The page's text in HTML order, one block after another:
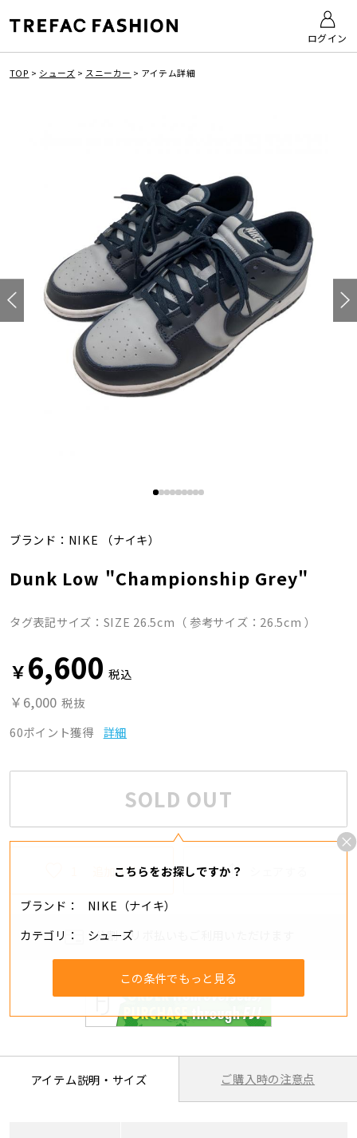
ログイン
TOP > シューズ > スニーカー > アイテム詳細
ブランド： NIKE （ナイキ）
Dunk Low "Championship Grey"
タグ表記サイズ：SIZE 26.5cm（ 参考サイズ：26.5cm ）
￥6,600 税込
￥6,000 税抜
60ポイント獲得
詳細
SOLD OUT
こちらをお探しですか？
ブランド
NIKE（ナイキ）
カテゴリ
シューズ
この条件でもっと見る
追加する
分割・リボ払いもご利用いただけます
アイテム説明・サイズ ご購入時の注意点